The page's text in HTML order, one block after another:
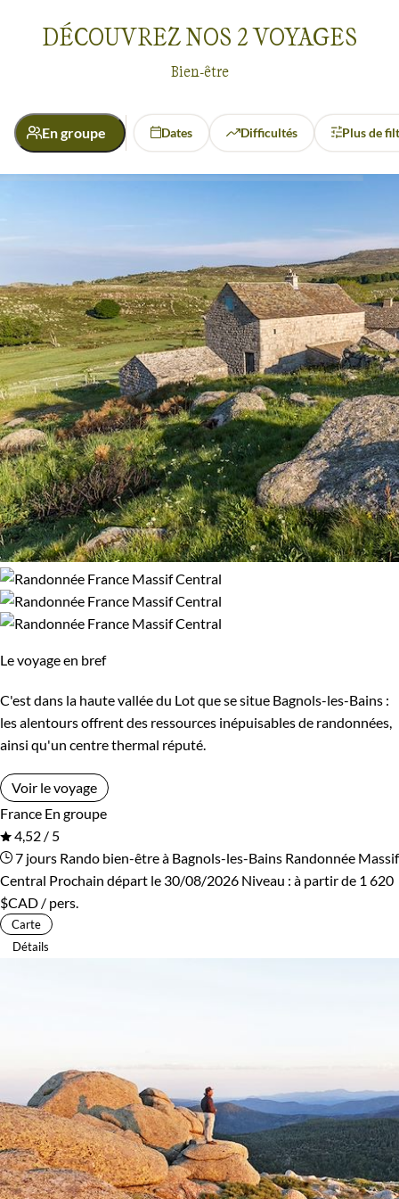
La sérénité qui émane de ces lieux reculés est propice à la
relaxation et à la méditation. Loin du stress de la vie
de la nature et ressentir une profonde connexion avec votre
environnement. Les bienfaits sur le bien-être physique et
pour pratiquer des activités stimulantes. Que ce soit au
milieu des récifs coralliens ou à travers des sentiers escarpés,
chaque moment est une occasion de repousser vos limites et
de renforcer votre confiance en vous.
Nos voyages sont une invitation à se ressourcer, à retrouver
l'harmonie avec la nature et à se recentrer sur soi-même.
Alors, osez l'aventure et laissez-vous envoûter par cette quête
de bien-être au cœur de paysages époustouflants.
DÉCOUVREZ NOS 2VOYAGES
Bien-être
En groupe Dates Difficultés Plus de
Le voyage en bref
C'est dans la haute vallée du Lot que se situe Bagnols-les-Bains :
les alentours offrent des ressources inépuisables de randonnées,
ainsi qu'un centre thermal réputé.
Voir le voyage
France En groupe
4,52 / 5
7 jours Rando bien-être à Bagnols-les-Bains Randonnée Massif
Central Prochain départ le 30/08/2026 Niveau : à partir de 1 620
$CAD / pers.
Carte
Détails